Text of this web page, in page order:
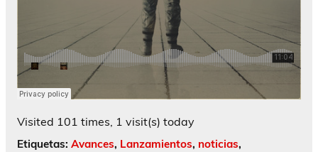
Visited 101 times, 1 visit(s) today
Etiquetas: Avances, Lanzamientos, noticias,